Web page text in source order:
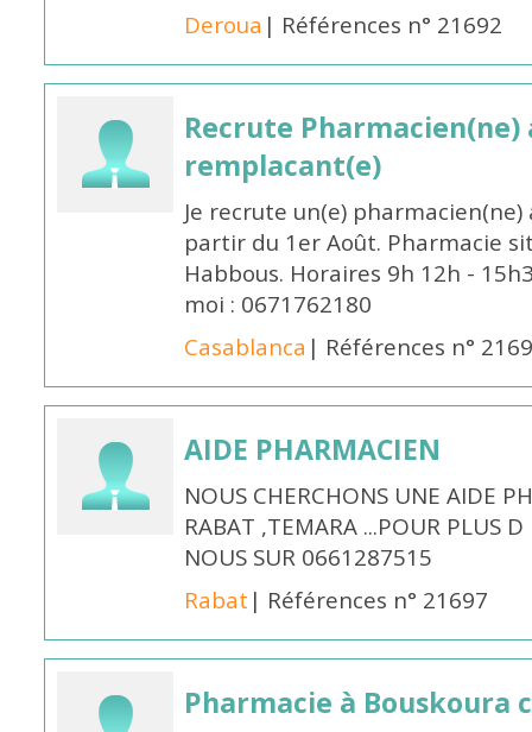
Deroua | Références n° 21692
Recrute
remplacant(e)
Je recrute un(e)
partir du 1er Août. Pharmacie
Habbous. Horaires 9h 12h -
moi : 0671762180
Casablanca | Références n°
AIDE PHARMACIEN
NOUS CHERCHONS UNE AIDE
RABAT ,TEMARA ...POUR PLUS
NOUS SUR 0661287515
Rabat | Références n° 21697
Pharmacie à Bouskoura